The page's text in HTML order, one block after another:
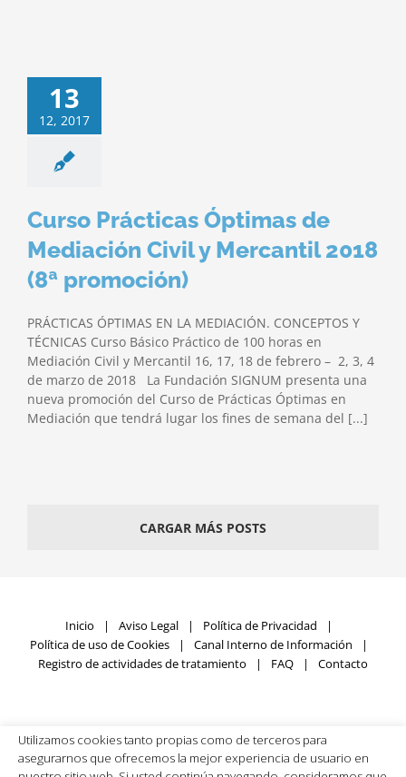
13
12, 2017
Curso Prácticas Óptimas de
Mediación Civil y Mercantil 2018
(8ª promoción)
PRÁCTICAS ÓPTIMAS EN LA MEDIACIÓN. CONCEPTOS Y
TÉCNICAS Curso Básico Práctico de 100 horas en
Mediación Civil y Mercantil 16, 17, 18 de febrero – 2, 3, 4
de marzo de 2018 La Fundación SIGNUM presenta una
nueva promoción del Curso de Prácticas Óptimas en
Mediación que tendrá lugar los fines de semana del [...]
CARGAR MÁS POSTS
Inicio Aviso Legal
Política de Privacidad
Política de uso de Cookies
Canal Interno de Información
Registro de actividades de tratamiento
FAQ Contacto
Fundación SIGNUM © Copyright2026 | Todos los derechos
reservados | Desarrollado porRumpelstinski
Utilizamos cookies tanto propias como de terceros para
asegurarnos que ofrecemos la mejor experiencia de usuario en